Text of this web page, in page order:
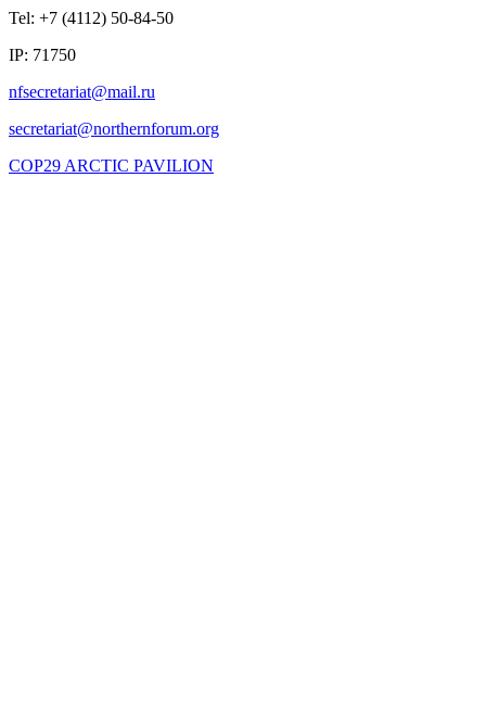
Tel: +7 (4112) 50-84-50
IP: 71750
COP29 ARCTIC PAVILION